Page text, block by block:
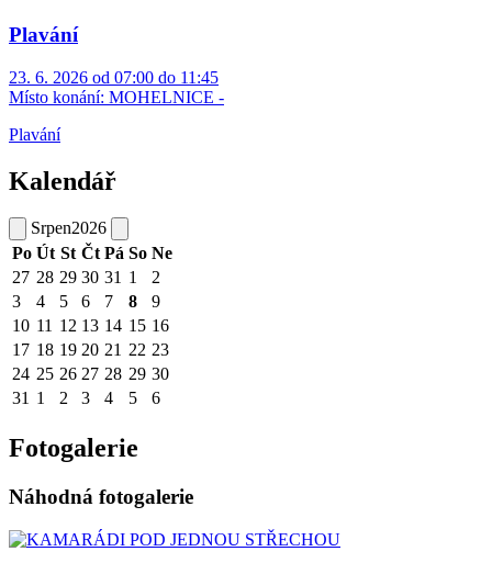
Plavání
23. 6. 2026 od 07:00 do 11:45
Místo konání: MOHELNICE -
Plavání
Kalendář
Srpen2026
Po Út St Čt Pá So Ne
27 28 29 30 31 1
2
3
4 5 6 7 8
9
10 11 12 13 14 15 16
17 18 19 20 21 22 23
24 25 26 27 28 29 30
31 1 2 3 4 5 6
Fotogalerie
Náhodná fotogalerie